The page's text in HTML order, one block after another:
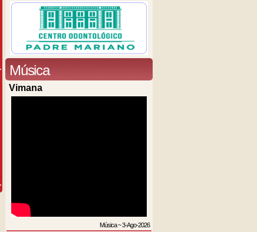
Música
Vimana
Música~3-Ago-2026